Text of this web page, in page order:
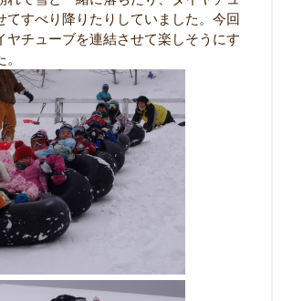
てすべり降りたりしていました。今回
ヤチューブを連結させて楽しそうにす